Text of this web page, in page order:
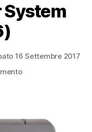
System
16 Settembre 2017
su